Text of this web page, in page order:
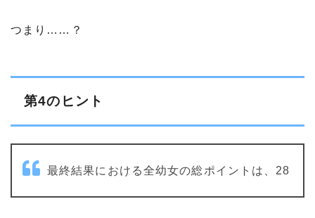
つまり……？
第4のヒント
最終結果における全幼女の総ポイントは、28